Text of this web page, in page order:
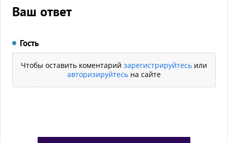
Ваш ответ
Гость
Чтобы оставить коментарий зарегистрируйтесь или
авторизируйтесь на сайте